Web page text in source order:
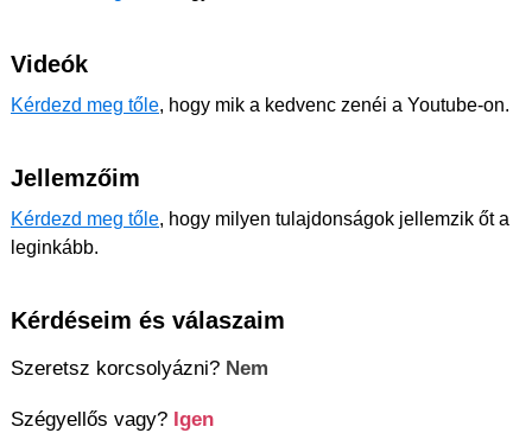
Videók
Kérdezd meg tőle, hogy mik a kedvenc zenéi a Youtube-on.
Jellemzőim
Kérdezd meg tőle, hogy milyen tulajdonságok jellemzik őt a
leginkább.
Kérdéseim és válaszaim
Szeretsz korcsolyázni? Nem
Szégyellős vagy? Igen